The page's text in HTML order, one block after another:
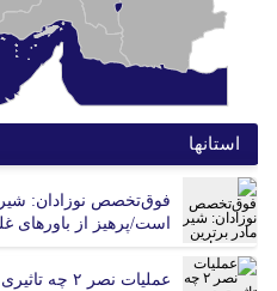
استانها
آذربایجان شرقی
اردبیل
البرز
بوشهر
فوق‌تخصص نوزادان: شیر
است/پرهیز از باورهای
عملیات نصر